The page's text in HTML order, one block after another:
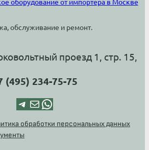
обслуживание и ремонт.
проезд 1, стр. 15,
(495) 234-75-75
Telegram Почта WhatsApp
обработки персональных данных